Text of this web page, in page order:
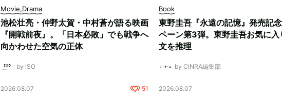
Movie,Drama
池松壮亮・仲野太賀・中村蒼が語る映画
『開戦前夜』。「日本必敗」でも戦争へ
向かわせた空気の正体
by ISO
2026.08.07 51
Book
東野圭吾『永遠の記憶』発売記
ペーン第3弾。東野圭吾お気に入
文を推理
by CINRA編集部
2026.08.07